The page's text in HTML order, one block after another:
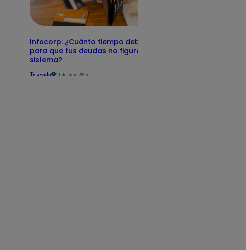
Infocorp: ¿Cuánto tiempo debe pasar
para que tus deudas no figuren en su
sistema?
Te ayudo 11 de junio 2025